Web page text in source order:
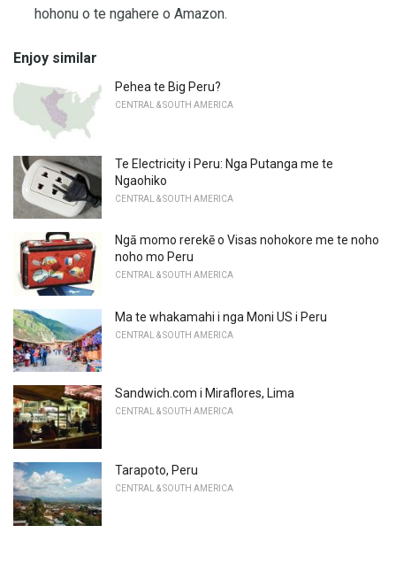
hohonu o te ngahere o Amazon.
Enjoy similar
Pehea te Big Peru?
CENTRAL & SOUTH AMERICA
Te Electricity i Peru: Nga Putanga me te
Ngaohiko
CENTRAL & SOUTH AMERICA
Ngā momo rerekē o Visas nohokore me te noho
noho mo Peru
CENTRAL & SOUTH AMERICA
Ma te whakamahi i nga Moni US i Peru
CENTRAL & SOUTH AMERICA
Sandwich.com i Miraflores, Lima
CENTRAL & SOUTH AMERICA
Tarapoto, Peru
CENTRAL & SOUTH AMERICA